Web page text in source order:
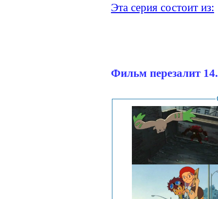
Эта серия состоит из:
Фильм перезалит